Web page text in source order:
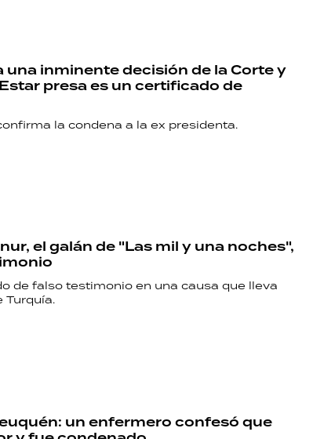
inminente decisión de la Corte y
presa es un certificado de
la condena a la ex presidenta.
el galán de "Las mil y una noches",
de falso testimonio en una causa que lleva
Turquía.
un enfermero confesó que